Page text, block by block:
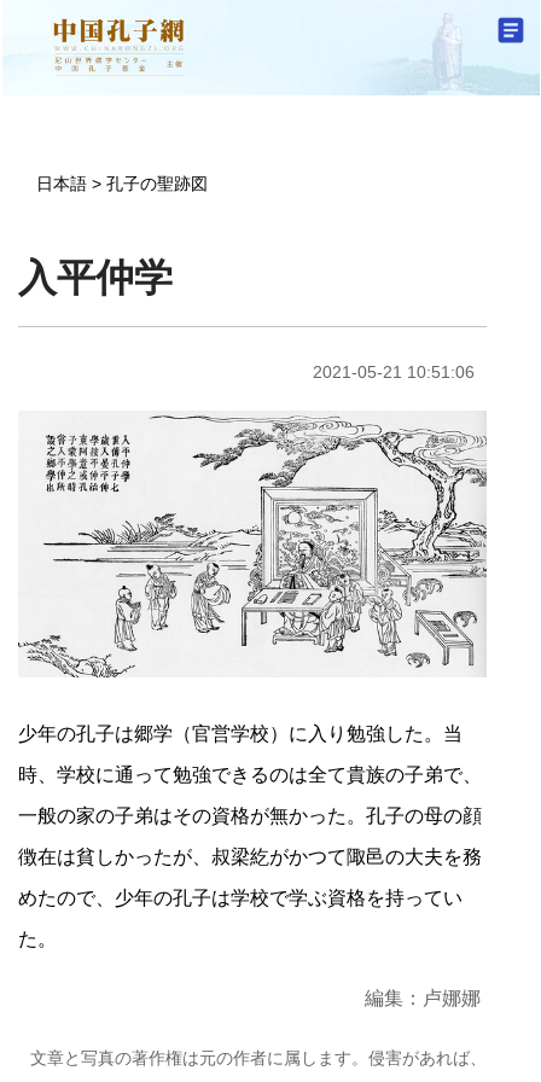
日本語 > 孔子の聖跡図
入平仲学
2021-05-21 10:51:06
少年の孔子は郷学（官営学校）に入り勉強した。当
時、学校に通って勉強できるのは全て貴族の子弟で、
一般の家の子弟はその資格が無かった。孔子の母の顔
徴在は貧しかったが、叔梁紇がかつて陬邑の大夫を務
めたので、少年の孔子は学校で学ぶ資格を持ってい
た。
編集：卢娜娜
文章と写真の著作権は元の作者に属します。侵害があれば、